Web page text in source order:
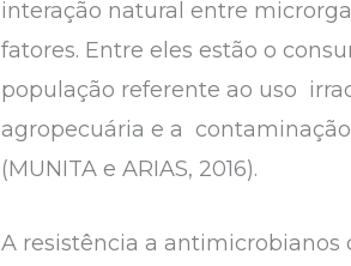
interação natural entre
fatores. Entre eles estão o
população referente ao uso
agropecuária e a
(MUNITA e ARIAS, 2016).
A resistência a